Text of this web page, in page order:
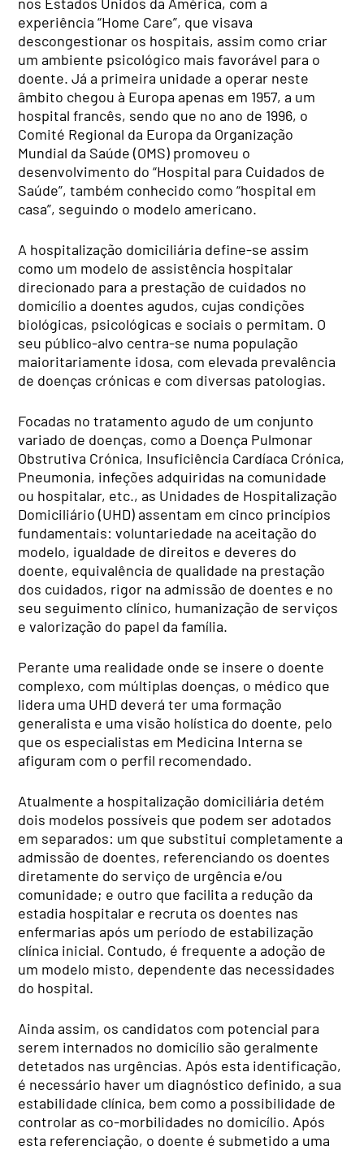
experiência “Home Care”, que visava
descongestionar os hospitais, assim como criar
um ambiente psicológico mais favorável para o
doente. Já a primeira unidade a operar neste
âmbito chegou à Europa apenas em 1957, a um
hospital francês, sendo que no ano de 1996, o
Comité Regional da Europa da Organização
Mundial da Saúde (OMS) promoveu o
desenvolvimento do “Hospital para Cuidados de
Saúde”, também conhecido como “hospital em
casa”, seguindo o modelo americano.
A hospitalização domiciliária define-se assim
como um modelo de assistência hospitalar
direcionado para a prestação de cuidados no
domicílio a doentes agudos, cujas condições
biológicas, psicológicas e sociais o permitam. O
seu público-alvo centra-se numa população
maioritariamente idosa, com elevada prevalência
de doenças crónicas e com diversas patologias.
Focadas no tratamento agudo de um conjunto
variado de doenças, como a Doença Pulmonar
Obstrutiva Crónica, Insuficiência Cardíaca Crónica,
Pneumonia, infeções adquiridas na comunidade
ou hospitalar, etc., as Unidades de Hospitalização
Domiciliário (UHD) assentam em cinco princípios
fundamentais: voluntariedade na aceitação do
modelo, igualdade de direitos e deveres do
doente, equivalência de qualidade na prestação
dos cuidados, rigor na admissão de doentes e no
seu seguimento clínico, humanização de serviços
e valorização do papel da família.
Perante uma realidade onde se insere o doente
complexo, com múltiplas doenças, o médico que
lidera uma UHD deverá ter uma formação
generalista e uma visão holística do doente, pelo
que os especialistas em Medicina Interna se
afiguram com o perfil recomendado.
Atualmente a hospitalização domiciliária detém
dois modelos possíveis que podem ser adotados
em separados: um que substitui completamente a
admissão de doentes, referenciando os doentes
diretamente do serviço de urgência e/ou
comunidade; e outro que facilita a redução da
estadia hospitalar e recruta os doentes nas
enfermarias após um período de estabilização
clínica inicial. Contudo, é frequente a adoção de
um modelo misto, dependente das necessidades
do hospital.
Ainda assim, os candidatos com potencial para
serem internados no domicílio são geralmente
detetados nas urgências. Após esta identificação,
é necessário haver um diagnóstico definido, a sua
estabilidade clínica, bem como a possibilidade de
controlar as co-morbilidades no domicílio. Após
esta referenciação, o doente é submetido a uma